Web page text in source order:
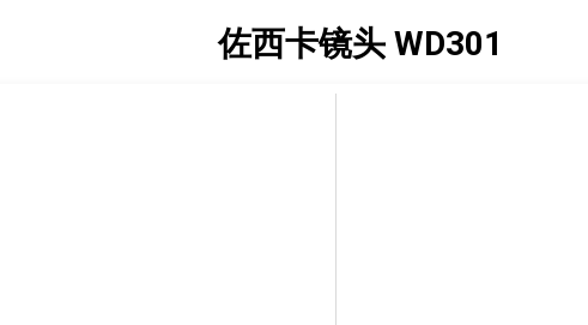
佐西卡镜头 WD301